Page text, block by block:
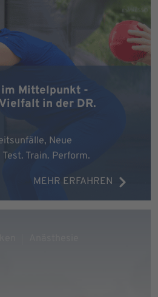
Mittelpunkt -
in der DR.
Neue
Train. Perform.
MEHR ERFAHREN